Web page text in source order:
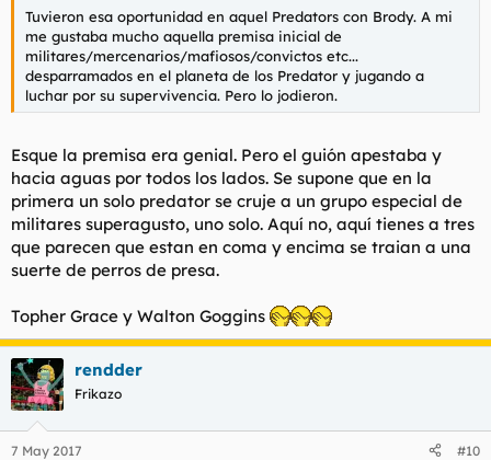
Tuvieron esa oportunidad en aquel Predators con Brody. A mi
me gustaba mucho aquella premisa inicial de
militares/mercenarios/mafiosos/convictos etc...
desparramados en el planeta de los Predator y jugando a
luchar por su supervivencia. Pero lo jodieron.
Esque la premisa era genial. Pero el guión apestaba y
hacia aguas por todos los lados. Se supone que en la
primera un solo predator se cruje a un grupo especial de
militares superagusto, uno solo. Aquí no, aquí tienes a tres
que parecen que estan en coma y encima se traian a una
suerte de perros de presa.
Topher Grace y Walton Goggins
rendder
Frikazo
7 May 2017 #10